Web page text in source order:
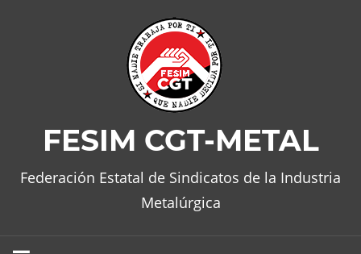
FESIM CGT-METAL
Federación Estatal de Sindicatos de la Industria
Metalúrgica